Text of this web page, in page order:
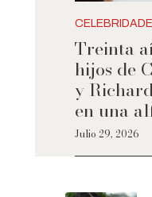
Treinta
hijos de
y
en una
Julio 29, 2026